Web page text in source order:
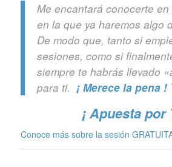
Me encantará conocerte
en la que ya haremos algo
De modo que, tanto si
sesiones, como si
siempre te habrás llevado
para ti. ¡ Merece la pena !
¡ Apuesta por
Conoce más sobre la sesión